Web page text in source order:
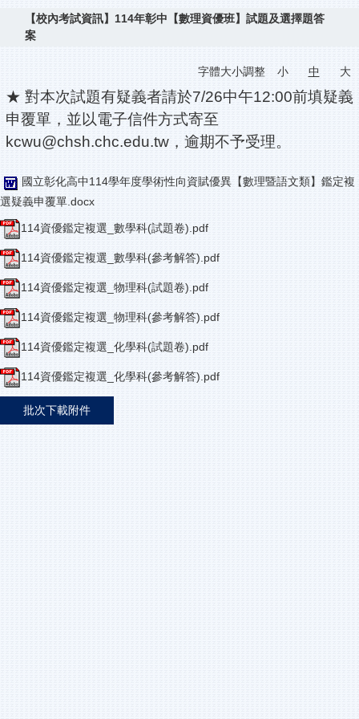
【校內考試資訊】114年彰中【數理資優班】試題及選擇題答
案
字體大小調整 小 中 大
★ 對本次試題有疑義者請於7/26中午12:00前填疑義
申覆單，並以電子信件方式寄至
kcwu@chsh.chc.edu.tw，逾期不予受理。
國立彰化高中114學年度學術性向資賦優異【數理暨語文類】鑑定複
選疑義申覆單.docx
114資優鑑定複選_數學科(試題卷).pdf
114資優鑑定複選_數學科(參考解答).pdf
114資優鑑定複選_物理科(試題卷).pdf
114資優鑑定複選_物理科(參考解答).pdf
114資優鑑定複選_化學科(試題卷).pdf
114資優鑑定複選_化學科(參考解答).pdf
批次下載附件